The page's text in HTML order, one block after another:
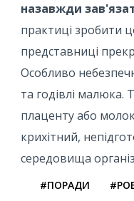
назавжди
практиці зробити
представниці
Особливо
та годівлі малюка.
плаценту або
крихітний,
середовища
#ПОРАДИ